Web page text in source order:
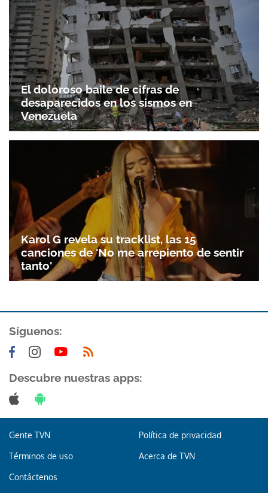
Gracias por suscribirte a nuestro boletín.
ACEPTAR
El doloroso baile de cifras de
desaparecidos en los sismos en
Venezuela
Karol G revela su tracklist, las 15
canciones de 'No me arrepiento de sentir
tanto'
Síguenos:
Descubre nuestras apps:
Gente TVN Política de privacidad
Términos de uso Acerca de TVN
Contáctenos